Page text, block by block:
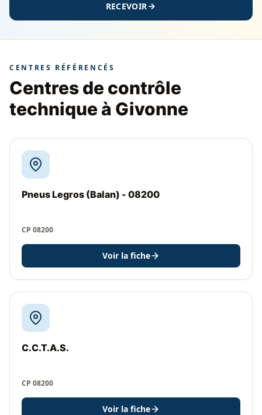
RECEVOIR
CENTRES RÉFÉRENCÉS
Centres de contrôle
technique à Givonne
Pneus Legros (Balan) - 08200
CP 08200
Voir la fiche
C.C.T.A.S.
CP 08200
Voir la fiche